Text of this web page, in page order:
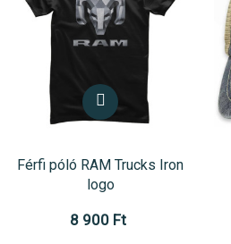
Férfi póló RAM Trucks Iron
logo
8 900 Ft